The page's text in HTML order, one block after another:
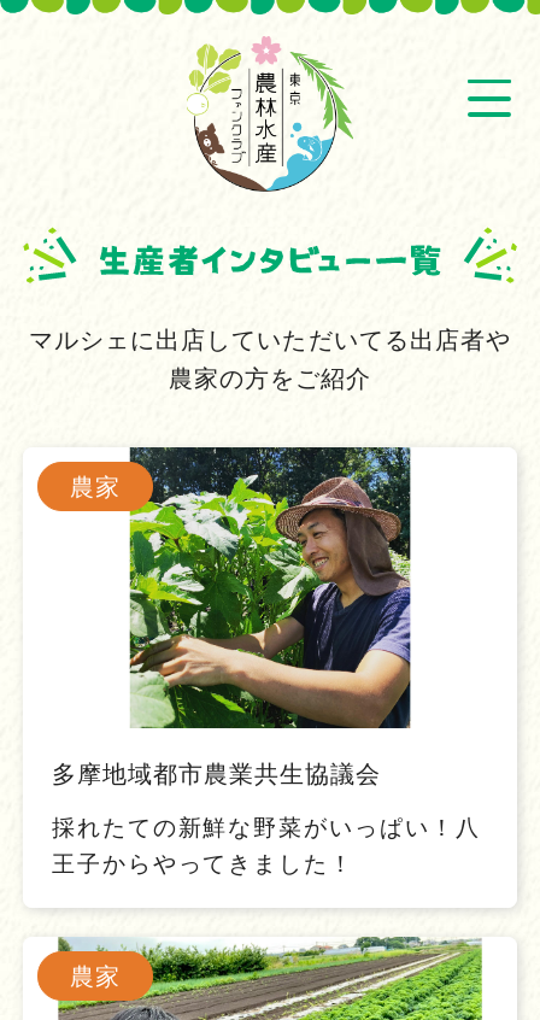
マルシェに出店していただいてる出店者や
農家の方をご紹介
農家
多摩地域都市農業共生協議会
採れたての新鮮な野菜がいっぱい！八
王子からやってきました！
農家